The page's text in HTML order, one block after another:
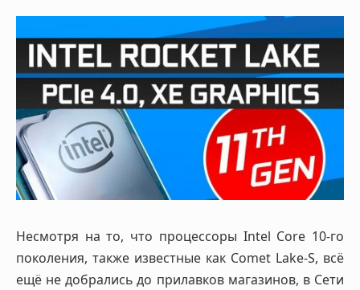
Несмотря на то, что процессоры Intel Core 10-го
поколения, также известные как Comet Lake-S, всё
ещё не добрались до прилавков магазинов, в Сети